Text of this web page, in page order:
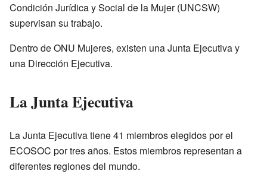
Condición Jurídica y Social de la Mujer (UNCSW)
supervisan su trabajo.
Dentro de ONU Mujeres, existen una Junta Ejecutiva y
una Dirección Ejecutiva.
La Junta Ejecutiva
La Junta Ejecutiva tiene 41 miembros elegidos por el
ECOSOC por tres años. Estos miembros representan a
diferentes regiones del mundo.